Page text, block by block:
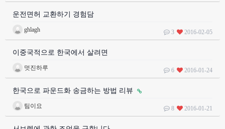
운전면허 교환하기 경험담
ghlagh 3 2016-02-05
이중국적으로 한국에서 살려면
멋진하루 6 2016-01-24
한국으로 파운드화 송금하는 방법 리뷰
팀이요 8 2016-01-21